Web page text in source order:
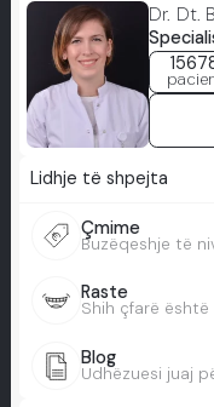
Dr. Dt.
Lidhje të shpejta
Çmime
Buzëqeshje të
Raste
Shih çfarë
Blog
Udhëzuesi juaj